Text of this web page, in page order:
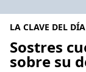
LA CLAVE DEL DÍA
Sostres
sobre su